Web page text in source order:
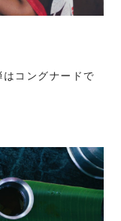
コングナードで